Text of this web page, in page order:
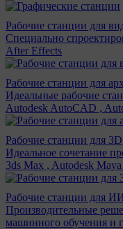
Рабочие станции для
Специально
After Effects
Рабочие станции для
Идеальные рабочие
Autodesk AutoCAD ,
Рабочие станции для 3D
Идеальное сочетание
3ds Max , Autodesk
Рабочие станции для
Производительные
машинного обучения и